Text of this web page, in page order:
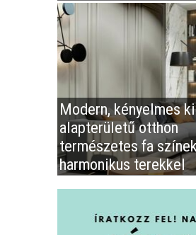
Modern, kényelmes
alapterületű otthon
természetes fa
harmonikus terekkel